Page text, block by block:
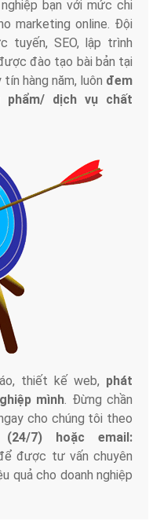
bạn với mức chi
marketing online. Đội
tuyến, SEO, lập trình
đào tạo bài bản tại
hàng năm, luôn đem
phẩm/ dịch vụ chất
thiết kế web, phát
mình. Đừng chần
cho chúng tôi theo
7) hoặc email:
được tư vấn chuyên
quả cho doanh nghiệp